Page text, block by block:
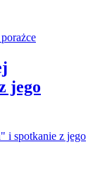
jego